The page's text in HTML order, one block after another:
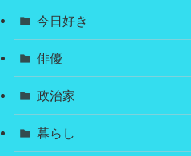
今日好き
俳優
政治家
暮らし